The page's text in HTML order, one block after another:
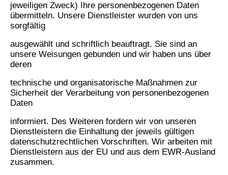
jeweiligen Zweck) Ihre personenbezogenen Daten
übermitteln. Unsere Dienstleister wurden von uns
sorgfältig
ausgewählt und schriftlich beauftragt. Sie sind an
unsere Weisungen gebunden und wir haben uns über
deren
technische und organisatorische Maßnahmen zur
Sicherheit der Verarbeitung von personenbezogenen
Daten
informiert. Des Weiteren fordern wir von unseren
Dienstleistern die Einhaltung der jeweils gültigen
datenschutzrechtlichen Vorschriften. Wir arbeiten mit
Dienstleistern aus der EU und aus dem EWR-Ausland
zusammen.